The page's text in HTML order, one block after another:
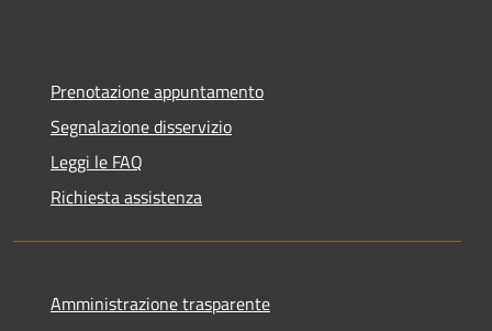
Prenotazione appuntamento
Segnalazione disservizio
Leggi le FAQ
Richiesta assistenza
Amministrazione trasparente